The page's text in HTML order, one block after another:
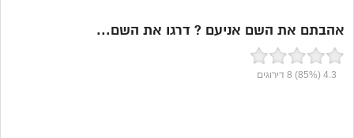
אהבתם את השם אניעם ? דרגו את השם...
4.3
(85%)
8דירוגים